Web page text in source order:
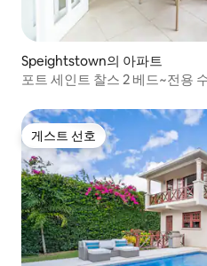
Speightstown의 아파트
포트 세인트 찰스 2 베드~전용
게스트 선호
게스트 선호